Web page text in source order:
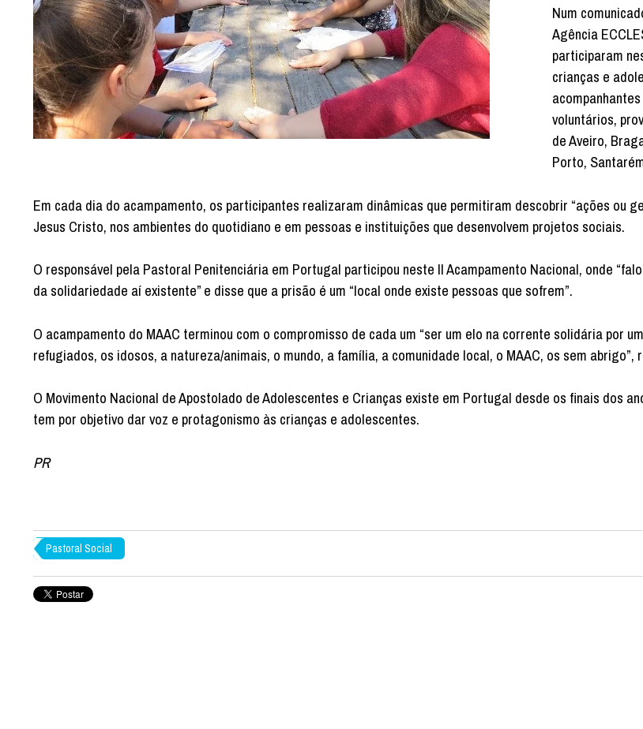
Num
Agência
participaram
crianças e
voluntários,
de Aveiro,
Porto,
Em cada dia do acampamento, os participantes realizaram dinâmicas que permitiram descobrir “ações ou
Jesus Cristo, nos ambientes do quotidiano e em pessoas e instituições que desenvolvem projetos sociais.
O responsável pela Pastoral Penitenciária em Portugal participou neste II Acampamento Nacional, onde
da solidariedade aí existente” e disse que a prisão é um “local onde existe pessoas que sofrem”.
O acampamento do MAAC terminou com o compromisso de cada um “ser um elo na corrente solidária por
refugiados, os idosos, a natureza/animais, o mundo, a família, a comunidade local, o MAAC, os sem abrigo”,
O Movimento Nacional de Apostolado de Adolescentes e Crianças existe em Portugal desde os finais dos
tem por objetivo dar voz e protagonismo às crianças e adolescentes.
PR
Pastoral Social